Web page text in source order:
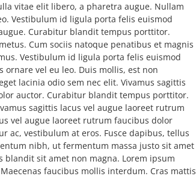
vitae elit libero, a pharetra augue. Nullam
Vestibulum id ligula porta felis euismod
Curabitur blandit tempus porttitor.
Cum sociis natoque penatibus et magnis
Vestibulum id ligula porta felis euismod
vel eu leo. Duis mollis, est non
lacinia odio sem nec elit. Vivamus sagittis
auctor. Curabitur blandit tempus porttitor.
sagittis lacus vel augue laoreet rutrum
vel augue laoreet rutrum faucibus dolor
ac, vestibulum at eros. Fusce dapibus, tellus
nibh, ut fermentum massa justo sit amet
blandit sit amet non magna. Lorem ipsum
faucibus mollis interdum. Cras mattis